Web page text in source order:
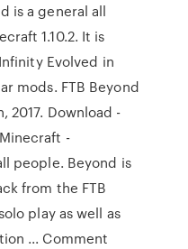
is a general all
1.10.2. It is
Evolved in
mods. FTB Beyond
2017. Download -
-
people. Beyond is
from the FTB
play as well as
... Comment